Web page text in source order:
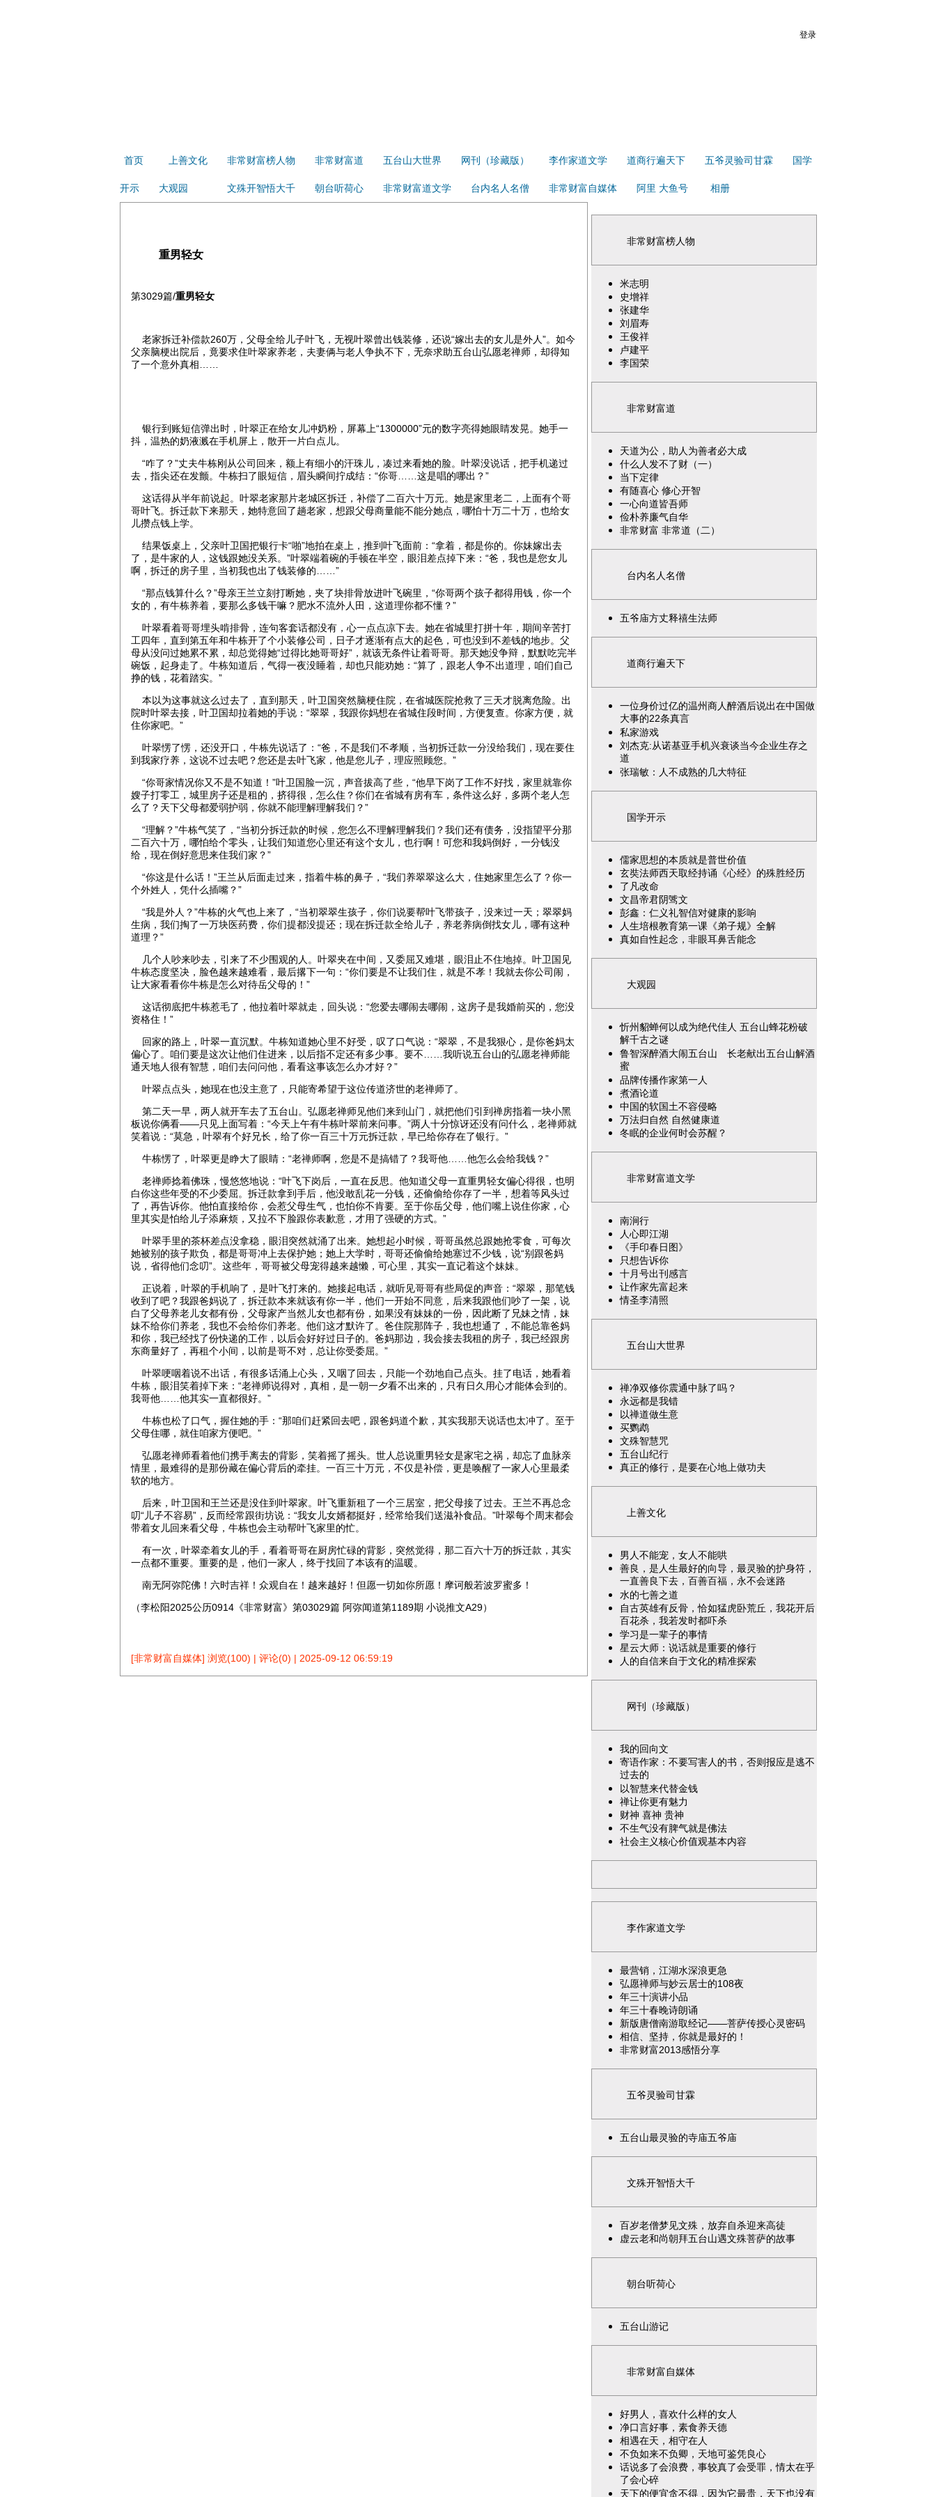
登录
首页 上善文化 非常财富榜人物 非常财富道 五台山大世界 网刊（珍藏版） 李作家道文学 道商行遍天下 五爷灵验司甘霖 国学
开示 大观园 文殊开智悟大千 朝台听荷心 非常财富道文学 台内名人名僧 非常财富自媒体 阿里 大鱼号 相册
重男轻女
第3029篇/重男轻女
老家拆迁补偿款260万，父母全给儿子叶飞，无视叶翠曾出钱装修，还说“嫁出去的女儿是外人”。如今
父亲脑梗出院后，竟要求住叶翠家养老，夫妻俩与老人争执不下，无奈求助五台山弘愿老禅师，却得知
了一个意外真相……
银行到账短信弹出时，叶翠正在给女儿冲奶粉，屏幕上“1300000”元的数字亮得她眼睛发晃。她手一
抖，温热的奶液溅在手机屏上，散开一片白点儿。
“咋了？”丈夫牛栋刚从公司回来，额上有细小的汗珠儿，凑过来看她的脸。叶翠没说话，把手机递过
去，指尖还在发颤。牛栋扫了眼短信，眉头瞬间拧成结：“你哥……这是唱的哪出？”
这话得从半年前说起。叶翠老家那片老城区拆迁，补偿了二百六十万元。她是家里老二，上面有个哥
哥叶飞。拆迁款下来那天，她特意回了趟老家，想跟父母商量能不能分她点，哪怕十万二十万，也给女
儿攒点钱上学。
结果饭桌上，父亲叶卫国把银行卡“啪”地拍在桌上，推到叶飞面前：“拿着，都是你的。你妹嫁出去
了，是牛家的人，这钱跟她没关系。”叶翠端着碗的手顿在半空，眼泪差点掉下来：“爸，我也是您女儿
啊，拆迁的房子里，当初我也出了钱装修的……”
“那点钱算什么？”母亲王兰立刻打断她，夹了块排骨放进叶飞碗里，“你哥两个孩子都得用钱，你一个
女的，有牛栋养着，要那么多钱干嘛？肥水不流外人田，这道理你都不懂？”
叶翠看着哥哥埋头啃排骨，连句客套话都没有，心一点点凉下去。她在省城里打拼十年，期间辛苦打
工四年，直到第五年和牛栋开了个小装修公司，日子才逐渐有点大的起色，可也没到不差钱的地步。父
母从没问过她累不累，却总觉得她“过得比她哥哥好”，就该无条件让着哥哥。那天她没争辩，默默吃完半
碗饭，起身走了。牛栋知道后，气得一夜没睡着，却也只能劝她：“算了，跟老人争不出道理，咱们自己
挣的钱，花着踏实。”
本以为这事就这么过去了，直到那天，叶卫国突然脑梗住院，在省城医院抢救了三天才脱离危险。出
院时叶翠去接，叶卫国却拉着她的手说：“翠翠，我跟你妈想在省城住段时间，方便复查。你家方便，就
住你家吧。”
叶翠愣了愣，还没开口，牛栋先说话了：“爸，不是我们不孝顺，当初拆迁款一分没给我们，现在要住
到我家疗养，这说不过去吧？您还是去叶飞家，他是您儿子，理应照顾您。”
“你哥家情况你又不是不知道！”叶卫国脸一沉，声音拔高了些，“他早下岗了工作不好找，家里就靠你
嫂子打零工，城里房子还是租的，挤得很，怎么住？你们在省城有房有车，条件这么好，多两个老人怎
么了？天下父母都爱弱护弱，你就不能理解理解我们？”
“理解？”牛栋气笑了，“当初分拆迁款的时候，您怎么不理解理解我们？我们还有债务，没指望平分那
二百六十万，哪怕给个零头，让我们知道您心里还有这个女儿，也行啊！可您和我妈倒好，一分钱没
给，现在倒好意思来住我们家？”
“你这是什么话！”王兰从后面走过来，指着牛栋的鼻子，“我们养翠翠这么大，住她家里怎么了？你一
个外姓人，凭什么插嘴？”
“我是外人？”牛栋的火气也上来了，“当初翠翠生孩子，你们说要帮叶飞带孩子，没来过一天；翠翠妈
生病，我们掏了一万块医药费，你们提都没提还；现在拆迁款全给儿子，养老养病倒找女儿，哪有这种
道理？”
几个人吵来吵去，引来了不少围观的人。叶翠夹在中间，又委屈又难堪，眼泪止不住地掉。叶卫国见
牛栋态度坚决，脸色越来越难看，最后撂下一句：“你们要是不让我们住，就是不孝！我就去你公司闹，
让大家看看你牛栋是怎么对待岳父母的！”
这话彻底把牛栋惹毛了，他拉着叶翠就走，回头说：“您爱去哪闹去哪闹，这房子是我婚前买的，您没
资格住！”
回家的路上，叶翠一直沉默。牛栋知道她心里不好受，叹了口气说：“翠翠，不是我狠心，是你爸妈太
偏心了。咱们要是这次让他们住进来，以后指不定还有多少事。要不……我听说五台山的弘愿老禅师能
通天地人很有智慧，咱们去问问他，看看这事该怎么办才好？”
叶翠点点头，她现在也没主意了，只能寄希望于这位传道济世的老禅师了。
第二天一早，两人就开车去了五台山。弘愿老禅师见他们来到山门，就把他们引到禅房指着一块小黑
板说你俩看——只见上面写着：“今天上午有牛栋叶翠前来问事。”两人十分惊讶还没有问什么，老禅师就
笑着说：“莫急，叶翠有个好兄长，给了你一百三十万元拆迁款，早已给你存在了银行。”
牛栋愣了，叶翠更是睁大了眼睛：“老禅师啊，您是不是搞错了？我哥他……他怎么会给我钱？”
老禅师捻着佛珠，慢悠悠地说：“叶飞下岗后，一直在反思。他知道父母一直重男轻女偏心得很，也明
白你这些年受的不少委屈。拆迁款拿到手后，他没敢乱花一分钱，还偷偷给你存了一半，想着等风头过
了，再告诉你。他怕直接给你，会惹父母生气，也怕你不肯要。至于你岳父母，他们嘴上说住你家，心
里其实是怕给儿子添麻烦，又拉不下脸跟你表歉意，才用了强硬的方式。”
叶翠手里的茶杯差点没拿稳，眼泪突然就涌了出来。她想起小时候，哥哥虽然总跟她抢零食，可每次
她被别的孩子欺负，都是哥哥冲上去保护她；她上大学时，哥哥还偷偷给她塞过不少钱，说“别跟爸妈
说，省得他们念叨”。这些年，哥哥被父母宠得越来越懒，可心里，其实一直记着这个妹妹。
正说着，叶翠的手机响了，是叶飞打来的。她接起电话，就听见哥哥有些局促的声音：“翠翠，那笔钱
收到了吧？我跟爸妈说了，拆迁款本来就该有你一半，他们一开始不同意，后来我跟他们吵了一架，说
白了父母养老儿女都有份，父母家产当然儿女也都有份，如果没有妹妹的一份，因此断了兄妹之情，妹
妹不给你们养老，我也不会给你们养老。他们这才默许了。爸住院那阵子，我也想通了，不能总靠爸妈
和你，我已经找了份快递的工作，以后会好好过日子的。爸妈那边，我会接去我租的房子，我已经跟房
东商量好了，再租个小间，以前是哥不对，总让你受委屈。”
叶翠哽咽着说不出话，有很多话涌上心头，又咽了回去，只能一个劲地自己点头。挂了电话，她看着
牛栋，眼泪笑着掉下来：“老禅师说得对，真相，是一朝一夕看不出来的，只有日久用心才能体会到的。
我哥他……他其实一直都很好。”
牛栋也松了口气，握住她的手：“那咱们赶紧回去吧，跟爸妈道个歉，其实我那天说话也太冲了。至于
父母住哪，就住咱家方便吧。”
弘愿老禅师看着他们携手离去的背影，笑着摇了摇头。世人总说重男轻女是家宅之祸，却忘了血脉亲
情里，最难得的是那份藏在偏心背后的牵挂。一百三十万元，不仅是补偿，更是唤醒了一家人心里最柔
软的地方。
后来，叶卫国和王兰还是没住到叶翠家。叶飞重新租了一个三居室，把父母接了过去。王兰不再总念
叨“儿子不容易”，反而经常跟街坊说：“我女儿女婿都挺好，经常给我们送滋补食品。”叶翠每个周末都会
带着女儿回来看父母，牛栋也会主动帮叶飞家里的忙。
有一次，叶翠牵着女儿的手，看着哥哥在厨房忙碌的背影，突然觉得，那二百六十万的拆迁款，其实
一点都不重要。重要的是，他们一家人，终于找回了本该有的温暖。
南无阿弥陀佛！六时吉祥！众观自在！越来越好！但愿一切如你所愿！摩诃般若波罗蜜多！
（李松阳2025公历0914《非常财富》第03029篇 阿弥闻道第1189期 小说推文A29）
[非常财富自媒体] 浏览(100) | 评论(0) | 2025-09-12 06:59:19
非常财富榜人物
米志明
史增祥
张建华
刘眉寿
王俊祥
卢建平
李国荣
非常财富道
天道为公，助人为善者必大成
什么人发不了财（一）
当下定律
有随喜心 修心开智
一心向道皆吾师
俭朴养廉气自华
非常财富 非常道（二）
台内名人名僧
五爷庙方丈释禧生法师
道商行遍天下
一位身价过亿的温州商人醉酒后说出在中国做
大事的22条真言
私家游戏
刘杰克:从诺基亚手机兴衰谈当今企业生存之
道
张瑞敏：人不成熟的几大特征
国学开示
儒家思想的本质就是普世价值
玄奘法师西天取经持诵《心经》的殊胜经历
了凡改命
文昌帝君阴骘文
彭鑫：仁义礼智信对健康的影响
人生培根教育第一课《弟子规》全解
真如自性起念，非眼耳鼻舌能念
大观园
忻州貂蝉何以成为绝代佳人 五台山蜂花粉破
解千古之谜
鲁智深醉酒大闹五台山 长老献出五台山解酒
蜜
品牌传播作家第一人
煮酒论道
中国的软国土不容侵略
万法归自然 自然健康道
冬眠的企业何时会苏醒？
非常财富道文学
南涧行
人心即江湖
《手印春日图》
只想告诉你
十月号出刊感言
让作家先富起来
情圣李清照
五台山大世界
禅净双修你震通中脉了吗？
永远都是我错
以禅道做生意
买鹦鹉
文殊智慧咒
五台山纪行
真正的修行，是要在心地上做功夫
上善文化
男人不能宠，女人不能哄
善良，是人生最好的向导，最灵验的护身符，
一直善良下去，百善百福，永不会迷路
水的七善之道
自古英雄有反骨，恰如猛虎卧荒丘，我花开后
百花杀，我若发时都吓杀
学习是一辈子的事情
星云大师：说话就是重要的修行
人的自信来自于文化的精准探索
网刊（珍藏版）
我的回向文
寄语作家：不要写害人的书，否则报应是逃不
过去的
以智慧来代替金钱
禅让你更有魅力
财神 喜神 贵神
不生气没有脾气就是佛法
社会主义核心价值观基本内容
李作家道文学
最营销，江湖水深浪更急
弘愿禅师与妙云居士的108夜
年三十演讲小品
年三十春晚诗朗诵
新版唐僧南游取经记——菩萨传授心灵密码
相信、坚持，你就是最好的！
非常财富2013感悟分享
五爷灵验司甘霖
五台山最灵验的寺庙五爷庙
文殊开智悟大千
百岁老僧梦见文殊，放弃自杀迎来高徒
虚云老和尚朝拜五台山遇文殊菩萨的故事
朝台听荷心
五台山游记
非常财富自媒体
好男人，喜欢什么样的女人
净口言好事，素食养天德
相遇在天，相守在人
不负如来不负卿，天地可鉴凭良心
话说多了会浪费，事较真了会受罪，情太在乎
了会心碎
天下的便宜贪不得，因为它最贵，天下也没有